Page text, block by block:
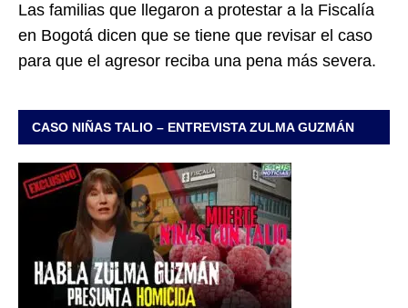
Las familias que llegaron a protestar a la Fiscalía
en Bogotá dicen que se tiene que revisar el caso
para que el agresor reciba una pena más severa.
CASO NIÑAS TALIO – ENTREVISTA ZULMA GUZMÁN